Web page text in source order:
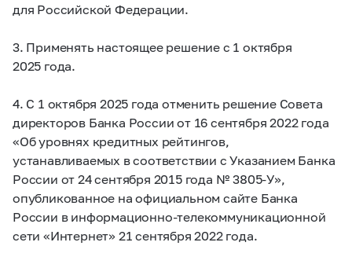
для Российской Федерации.
3. Применять настоящее решение с 1 октября
2025 года.
4. С 1 октября 2025 года отменить решение Совета
директоров Банка России от 16 сентября 2022 года
«Об уровнях кредитных рейтингов,
устанавливаемых в соответствии с Указанием Банка
России от 24 сентября 2015 года №3805-У»,
опубликованное на официальном сайте Банка
России в информационно-телекоммуникационной
сети «Интернет» 21 сентября 2022 года.